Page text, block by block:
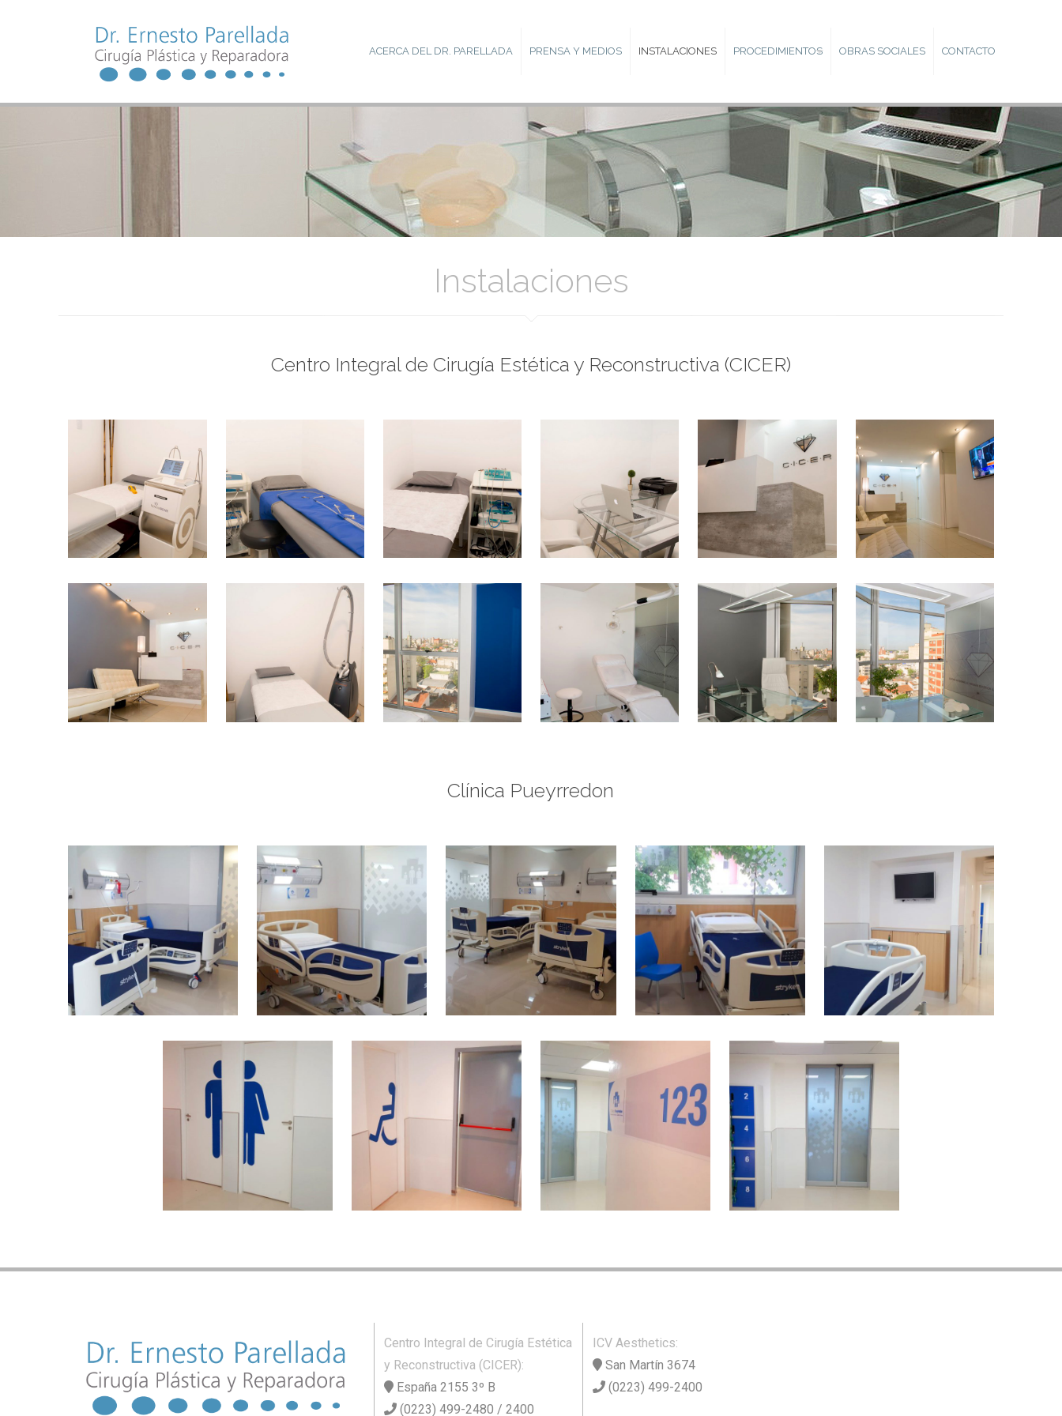
ACERCA DEL DR. PARELLADA PRENSA Y MEDIOS INSTALACIONES PROCEDIMIENTOS OBRAS SOCIALES CONTACTO
Instalaciones
Centro Integral de Cirugía Estética y Reconstructiva (CICER)
Clínica Pueyrredon
Centro Integral de Cirugía Estética
y Reconstructiva (CICER):
España 2155 3º B
(0223) 499-2480 / 2400
ICV Aesthetics:
San Martín 3674
(0223) 499-2400